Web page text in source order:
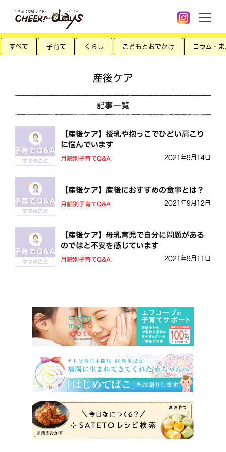
すべて 子育て くらし こどもとおでかけ コラム・
産後ケア
記事一覧
【産後ケア】授乳や抱っこでひどい肩こり
に悩んでいます
月齢別子育てQ&A 2021年9月14日
【産後ケア】産後におすすめの食事とは？
月齢別子育てQ&A 2021年9月12日
【産後ケア】母乳育児で自分に問題がある
のではと不安を感じています
月齢別子育てQ&A 2021年9月11日